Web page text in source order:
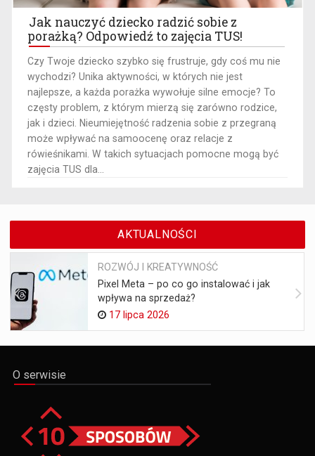
Jak nauczyć dziecko radzić sobie z
porażką? Odpowiedź to zajęcia TUS!
Czy Twoje dziecko szybko się frustruje, gdy coś mu nie
wychodzi? Unika aktywności, w których nie jest
najlepsze, a każda porażka wywołuje silne emocje? To
częsty problem, z którym mierzą się zarówno rodzice,
jak i dzieci. Nieumiejętność radzenia sobie z przegraną
może wpływać na samoocenę oraz relacje z
rówieśnikami. W takich sytuacjach pomocne mogą być
zajęcia TUS dla...
AKTUALNOŚCI
ROZWÓJ I KREATYWNOŚĆ
Pixel Meta – po co go instalować i jak
wpływa na sprzedaż?
17 lipca 2026
O serwisie